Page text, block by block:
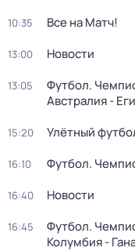
10:35 Все на Матч!
13:00 Новости
13:05
Футбол.
Австралия -
15:20 Улётный
16:10 Футбол.
16:40 Новости
16:45
Футбол.
Колумбия -